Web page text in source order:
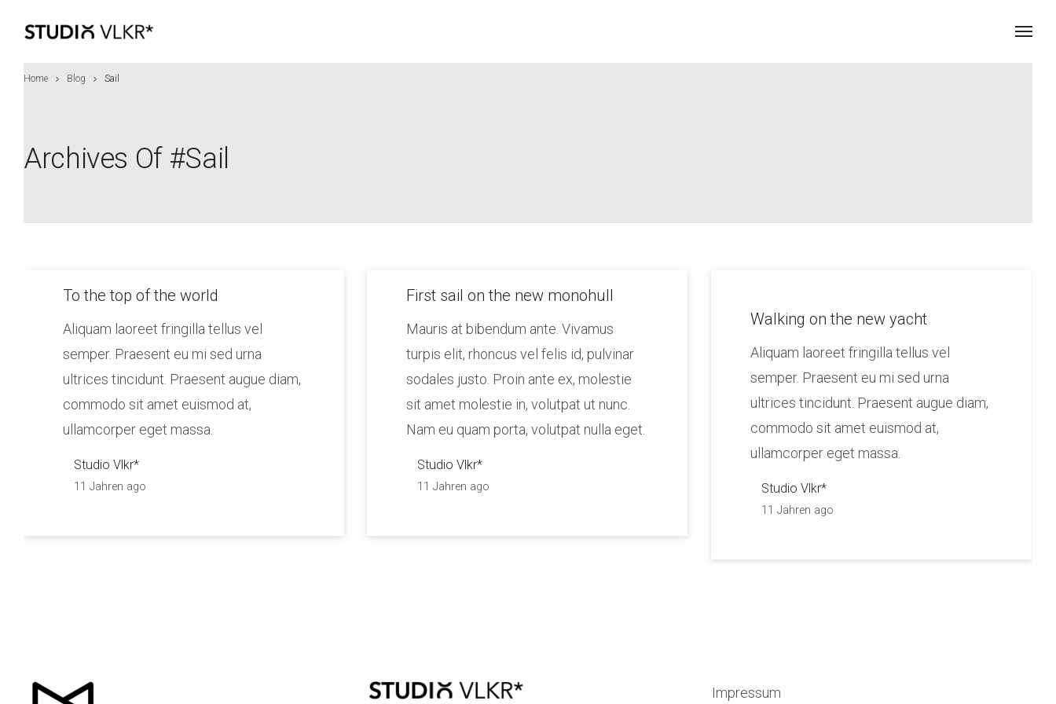
Home Blog Sail
Archives Of #sail
To the top of the world
Aliquam laoreet fringilla tellus vel
semper. Praesent eu mi sed urna
ultrices tincidunt. Praesent augue diam,
commodo sit amet euismod at,
ullamcorper eget massa.
Studio Vlkr*
11 Jahren ago
First sail on the new monohull
Mauris at bibendum ante. Vivamus
turpis elit, rhoncus vel felis id, pulvinar
sodales justo. Proin ante ex, molestie
sit amet molestie in, volutpat ut nunc.
Nam eu quam porta, volutpat nulla eget.
Studio Vlkr*
11 Jahren ago
Walking on the new yacht
Aliquam laoreet fringilla tellus vel
semper. Praesent eu mi sed urna
ultrices tincidunt. Praesent augue diam,
commodo sit amet euismod at,
ullamcorper eget massa.
Studio Vlkr*
11 Jahren ago
Impressum